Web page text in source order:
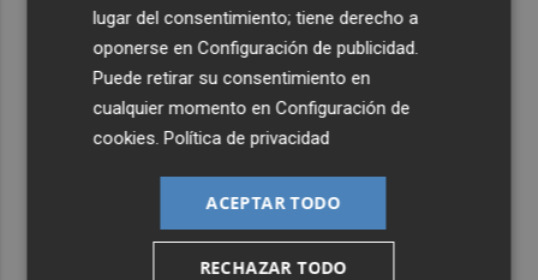
lugar del consentimiento; tiene derecho a
oponerse enConfiguración de publicidad
Puede retirar su consentimiento en
cualquier momento enConfiguración de
cookies .Política de privacidad
ACEPTAR TODO
RECHAZAR TODO